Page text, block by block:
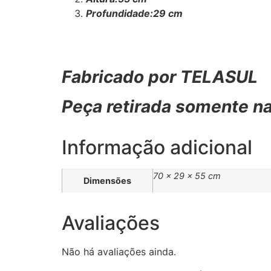
Profundidade:29 cm
Fabricado por TELASUL
Peça retirada somente
Informação adicional
Dimensões 70 × 29 × 55 cm
Avaliações
Não há avaliações ainda.